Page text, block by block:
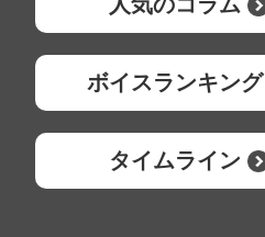
ボイスランキング
タイムライン